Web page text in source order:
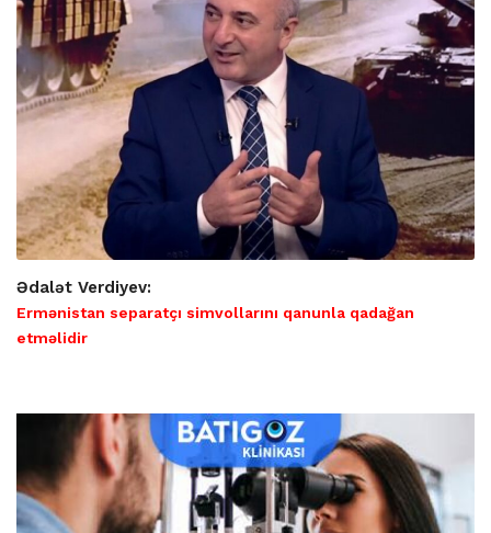
Ədalət Verdiyev:
Ermənistan separatçı simvollarını qanunla qadağan
etməlidir